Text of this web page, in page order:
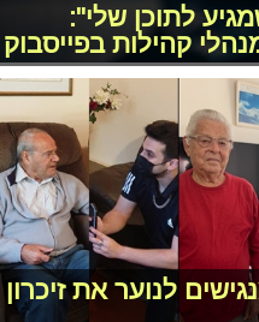
לתוכן שלי":
קהילות בפייסבוק
לנוער את זיכרון